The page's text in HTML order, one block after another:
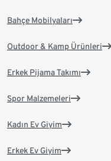
Bahçe Mobilyaları
Outdoor & Kamp Ürünleri
Erkek Pijama Takımı
Spor Malzemeleri
Kadın Ev Giyim
Erkek Ev Giyim